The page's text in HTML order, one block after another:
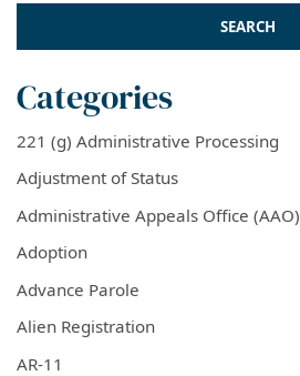
Categories
221 (g) Administrative Processing
Adjustment of Status
Administrative Appeals Office (AAO)
Adoption
Advance Parole
Alien Registration
AR-11